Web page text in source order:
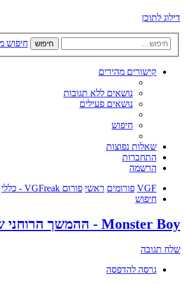
דילוג לתוכן
חיפוש חיפוש
קישורים מהירים
נושאים ללא תגובות
נושאים פעילים
חיפוש
שאלות נפוצות
התחברות
הרשמה
VGF פורומים ראשי פורום VGFreak - כללי
חיפוש
Monster Boy - ההמשך הרוחני של Wonder Boy - גיימפליי ומשהו מגניב
שלח תגובה
גרסה להדפסה